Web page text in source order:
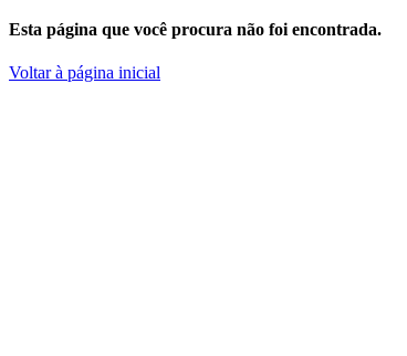
Esta página que você procura não foi encontrada.
Voltar à página inicial